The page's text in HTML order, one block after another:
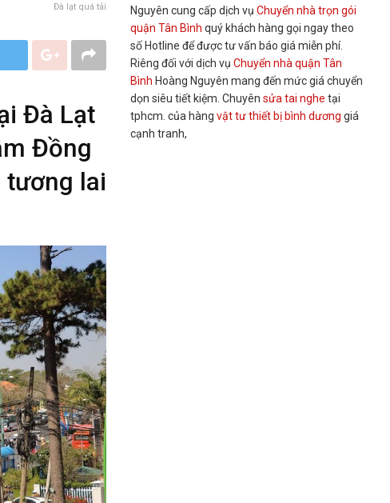
Đà lạt quá tải
Đà Lạt
Đồng
tương lai
Nguyên cung cấp dịch vụChuyển nhà trọn gói
quận Tân Bình quý khách hàng gọi ngay theo
số Hotline để được tư vấn báo giá miễn phí.
Riêng đối với dịch vụChuyển nhà quận Tân
Bình Hoàng Nguyên mang đến mức giá chuyển
dọn siêu tiết kiệm. Chuyênsửa tai nghe tại
tphcm. của hàngvật tư thiết bị bình dương giá
cạnh tranh,